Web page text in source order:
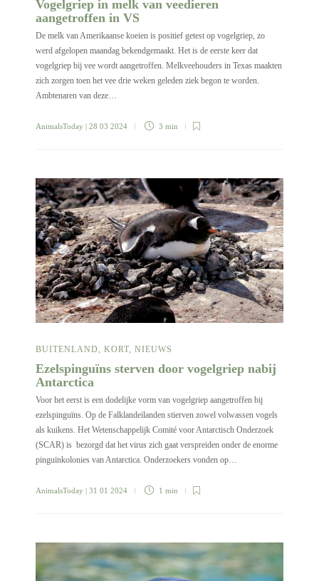
Vogelgriep in melk van veedieren
aangetroffen in VS
De melk van Amerikaanse koeien is positief getest op vogelgriep, zo
werd afgelopen maandag bekendgemaakt. Het is de eerste keer dat
vogelgriep bij vee wordt aangetroffen. Melkveehouders in Texas maakten
zich zorgen toen het vee drie weken geleden ziek begon te worden.
Ambtenaren van deze…
AnimalsToday | 28 03 2024 3 min
BUITENLAND, KORT, NIEUWS
Ezelspinguïns sterven door vogelgriep nabij
Antarctica
Voor het eerst is een dodelijke vorm van vogelgriep aangetroffen bij
ezelspinguïns. Op de Falklandeilanden stierven zowel volwassen vogels
als kuikens. Het Wetenschappelijk Comité voor Antarctisch Onderzoek
(SCAR) is bezorgd dat het virus zich gaat verspreiden onder de enorme
pinguïnkolonies van Antarctica. Onderzoekers vonden op…
AnimalsToday | 31 01 2024 1 min